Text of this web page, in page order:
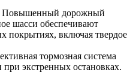
Повышенный дорожный
шасси обеспечивают
покрытиях, включая твердое
тормозная система
при экстренных остановках.